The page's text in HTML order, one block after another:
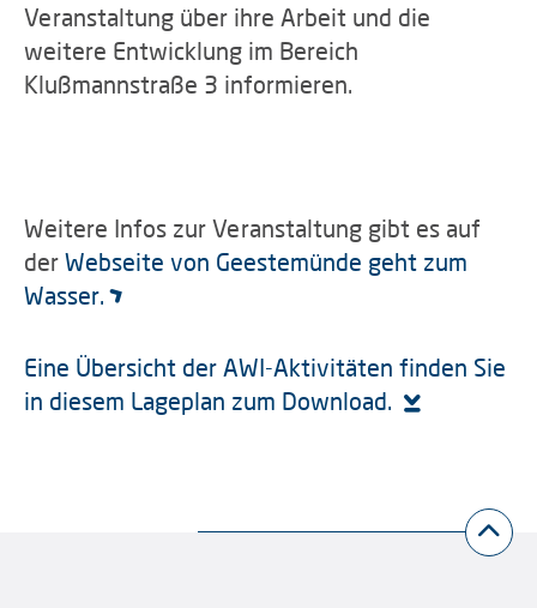
Veranstaltung über ihre Arbeit und die
weitere Entwicklung im Bereich
Klußmannstraße 3 informieren.
Weitere Infos zur Veranstaltung gibt es auf
der Webseite von Geestemünde geht zum
Wasser.
Eine Übersicht der AWI-Aktivitäten finden Sie
in diesem Lageplan zum Download.